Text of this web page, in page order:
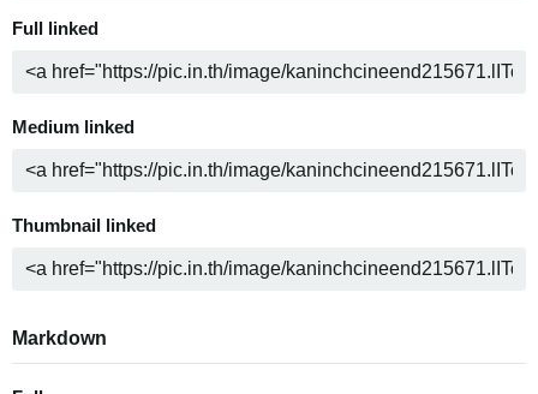
Full linked
Medium linked
Thumbnail linked
Markdown